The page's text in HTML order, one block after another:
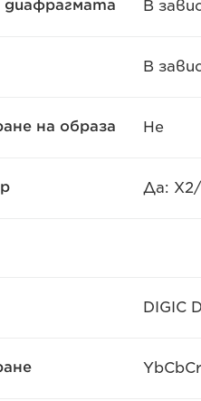
диафрагмата В
В
на образа Не
Да:
DIGIC